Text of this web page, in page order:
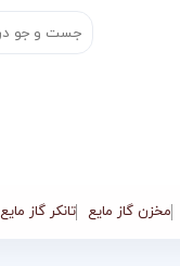
مخزن گاز مایع تانکر گاز مایع